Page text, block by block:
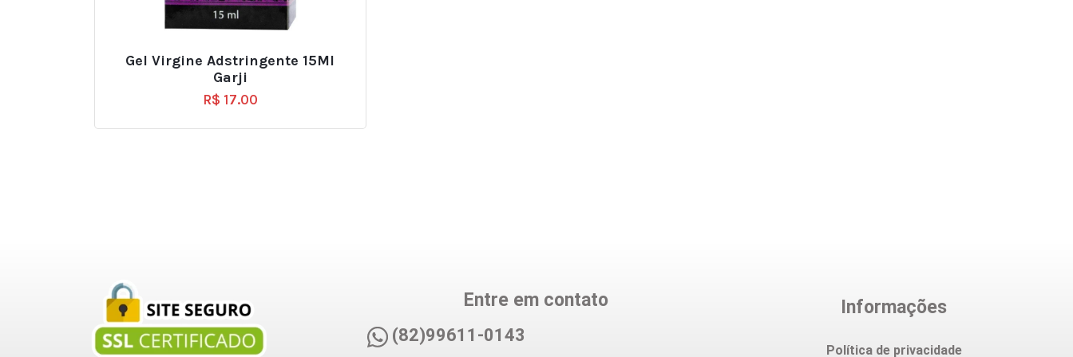
Gel Virgine Adstringente 15Ml
Garji
R$ 17.00
Entre em contato
(82)99611-0143
Informações
Política de privacidade